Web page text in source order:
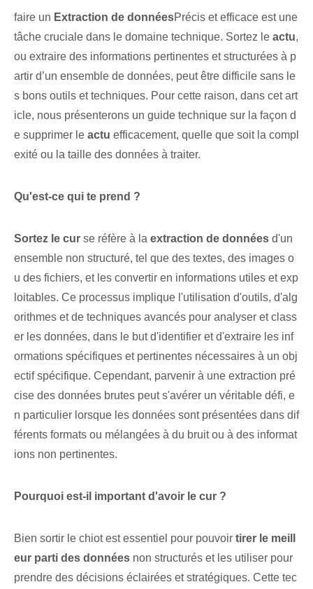
faire un Extraction de donnéesPrécis et efficace est une
tâche cruciale dans le domaine technique. Sortez le actu,
ou extraire des informations pertinentes et structurées à p
artir d’un ensemble de données, peut être difficile sans le
s bons outils et techniques. Pour cette raison, dans cet art
icle, nous présenterons un guide technique sur la façon d
e supprimer le actu efficacement, quelle que soit la compl
exité ou la taille des données à traiter.
Qu'est-ce qui te prend ?
Sortez le ⁣cur se réfère à la extraction de données d'un
ensemble non structuré, tel que des textes, des images o
u des fichiers, et les convertir en informations utiles et exp
loitables. Ce processus implique l'utilisation d'outils, d'alg
orithmes et de techniques avancés pour analyser et class
er les données, dans le but d'identifier et d'extraire les inf
ormations spécifiques et pertinentes nécessaires à un obj
ectif spécifique. Cependant, parvenir à une extraction pré
cise des données brutes peut s'avérer un véritable défi, e
n particulier lorsque les données sont présentées dans dif
férents formats ou mélangées à du bruit ou à des informat
ions non pertinentes.
Pourquoi est-il important d'avoir le cur ?
Bien sortir le chiot est essentiel pour pouvoir tirer le meill
eur parti des données non structurés et les utiliser pour
prendre des décisions éclairées et stratégiques. Cette tec